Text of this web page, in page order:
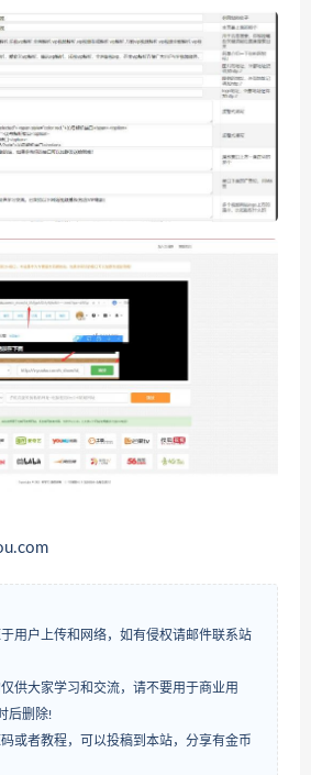
用户上传和网络，如有侵权请邮件联系站
供大家学习和交流，请不要用于商业用
后删除!
或者教程，可以投稿到本站，分享有金币